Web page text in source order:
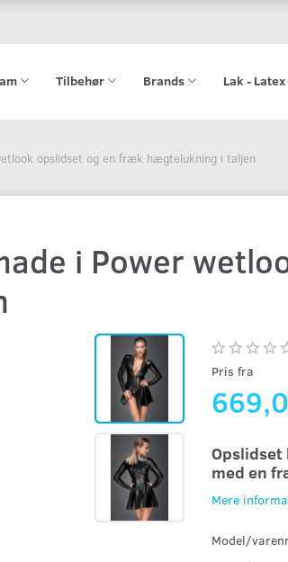
Tilbehør Brands Lak -
opslidset og en fræk hægtelukning i taljen
i Power
Pris fra
Opslidset
med en
Mere
Model/